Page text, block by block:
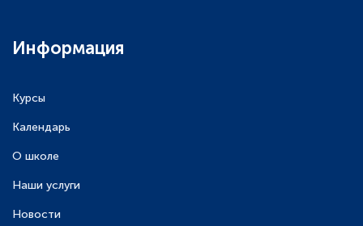
Информация
Курсы
Календарь
О школе
Наши услуги
Новости